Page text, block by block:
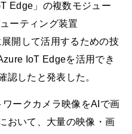
Edge」の複数モジュー
ーティング装置
開して活用するための技
IoT Edgeを活用でき
認したと発表した。
ークカメラ映像をAIで画
おいて、大量の映像・画